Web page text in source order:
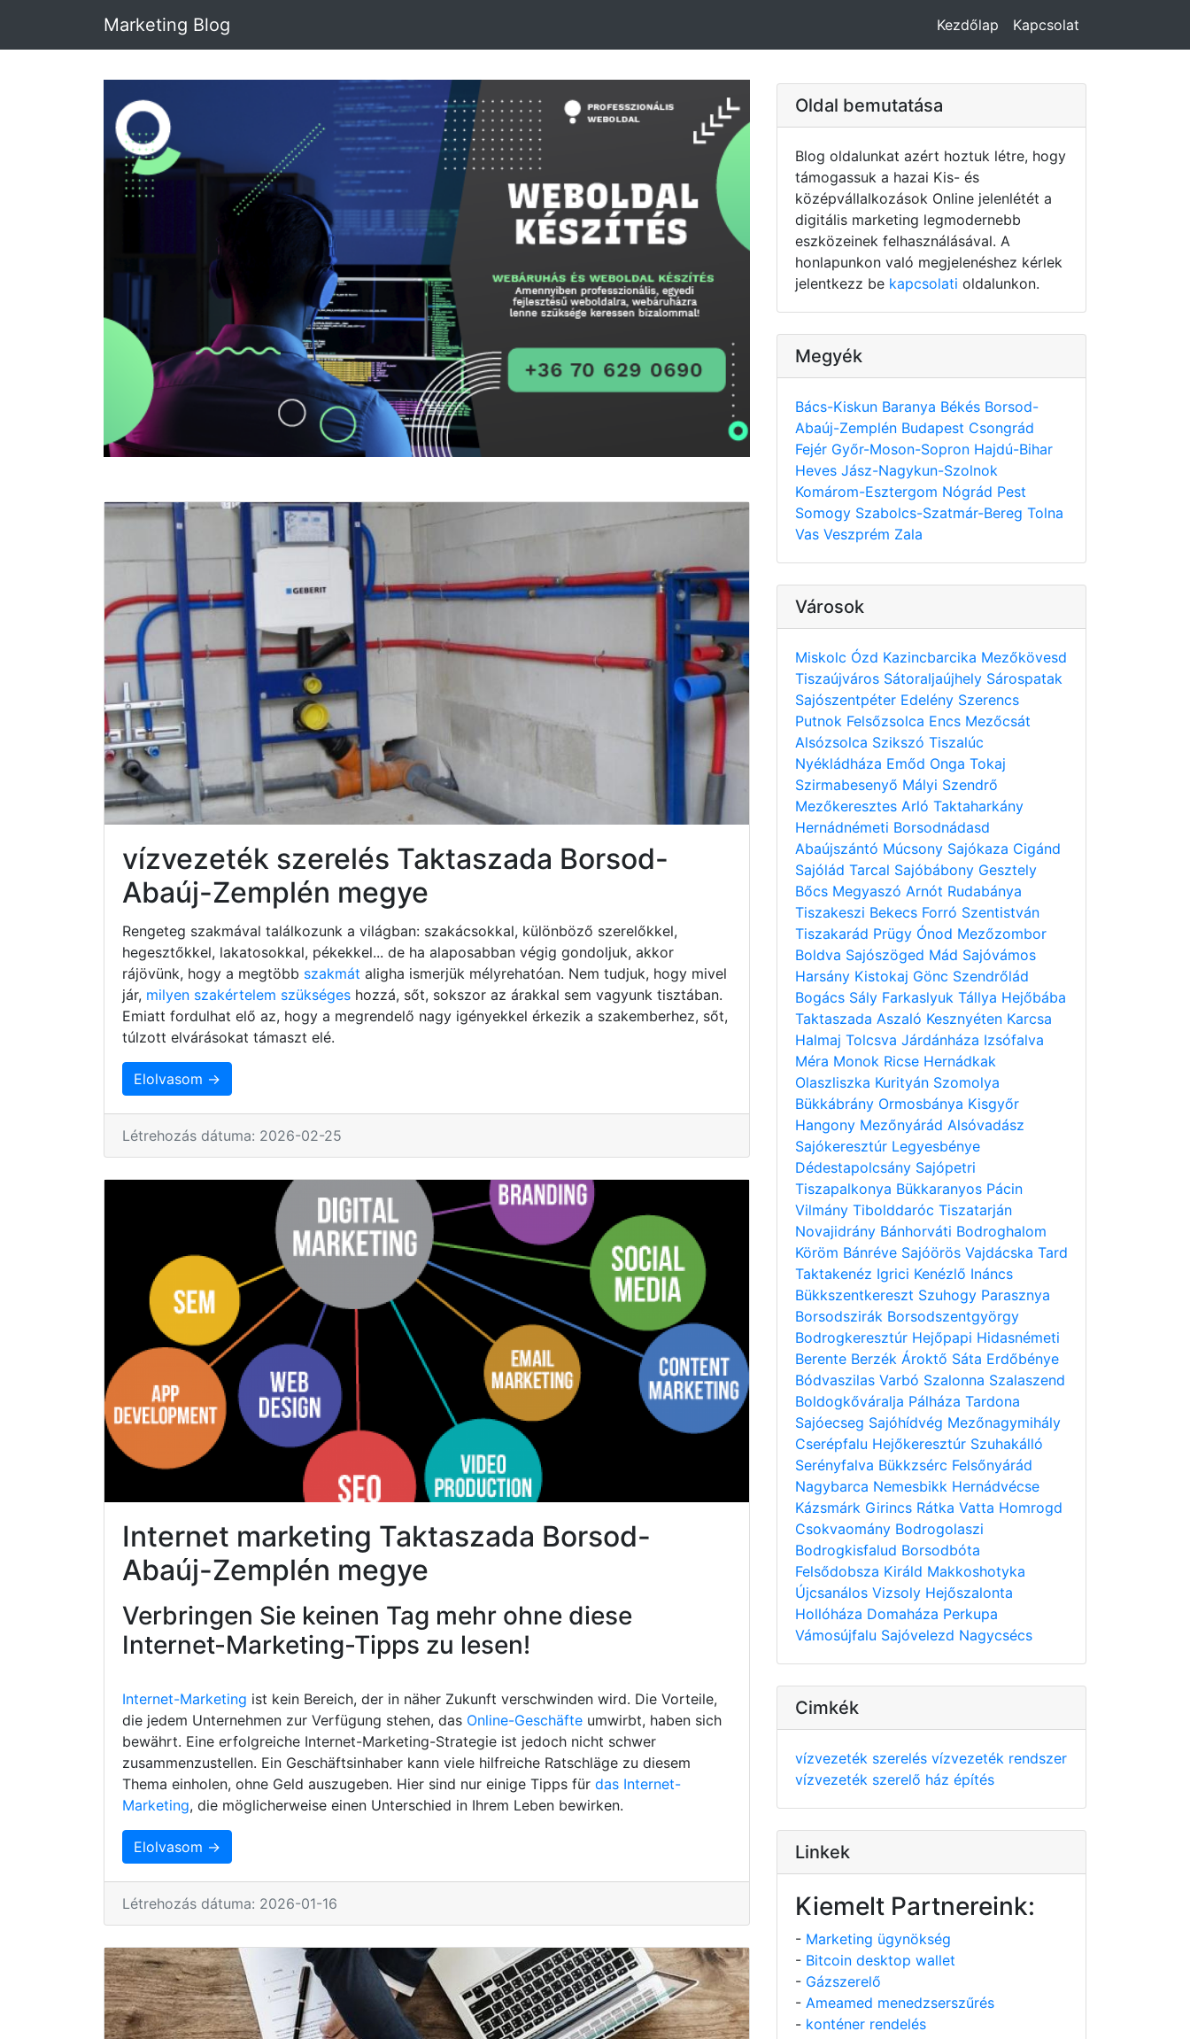
Marketing Blog Kezdőlap Kapcsolat
vízvezeték szerelés Taktaszada Borsod-
Abaúj-Zemplén megye
Rengeteg szakmával találkozunk a világban: szakácsokkal, különböző szerelőkkel,
hegesztőkkel, lakatosokkal, pékekkel... de ha alaposabban végig gondoljuk, akkor
rájövünk, hogy a megtöbb szakmát aligha ismerjük mélyrehatóan. Nem tudjuk, hogy mivel
jár, milyen szakértelem szükséges hozzá, sőt, sokszor az árakkal sem vagyunk tisztában.
Emiatt fordulhat elő az, hogy a megrendelő nagy igényekkel érkezik a szakemberhez, sőt,
túlzott elvárásokat támaszt elé.
Elolvasom →
Létrehozás dátuma: 2026-02-25
Internet marketing Taktaszada Borsod-
Abaúj-Zemplén megye
Verbringen Sie keinen Tag mehr ohne diese
Internet-Marketing-Tipps zu lesen!
Internet-Marketing ist kein Bereich, der in näher Zukunft verschwinden wird. Die Vorteile,
die jedem Unternehmen zur Verfügung stehen, das Online-Geschäfte umwirbt, haben sich
bewährt. Eine erfolgreiche Internet-Marketing-Strategie ist jedoch nicht schwer
zusammenzustellen. Ein Geschäftsinhaber kann viele hilfreiche Ratschläge zu diesem
Thema einholen, ohne Geld auszugeben. Hier sind nur einige Tipps für das Internet-
Marketing, die möglicherweise einen Unterschied in Ihrem Leben bewirken.
Elolvasom →
Létrehozás dátuma: 2026-01-16
Oldal bemutatása
Blog oldalunkat azért hoztuk létre, hogy
támogassuk a hazai Kis- és
középvállalkozások Online jelenlétét a
digitális marketing legmodernebb
eszközeinek felhasználásával. A
honlapunkon való megjelenéshez kérlek
jelentkezz be kapcsolati oldalunkon.
Megyék
Bács-Kiskun Baranya Békés Borsod-
Abaúj-Zemplén Budapest Csongrád
Fejér Győr-Moson-Sopron Hajdú-Bihar
Heves Jász-Nagykun-Szolnok
Komárom-Esztergom Nógrád Pest
Somogy Szabolcs-Szatmár-Bereg Tolna
Vas Veszprém Zala
Városok
Miskolc Ózd Kazincbarcika Mezőkövesd
Tiszaújváros Sátoraljaújhely Sárospatak
Sajószentpéter Edelény Szerencs
Putnok Felsőzsolca Encs Mezőcsát
Alsózsolca Szikszó Tiszalúc
Nyékládháza Emőd Onga Tokaj
Szirmabesenyő Mályi Szendrő
Mezőkeresztes Arló Taktaharkány
Hernádnémeti Borsodnádasd
Abaújszántó Múcsony Sajókaza Cigánd
Sajólád Tarcal Sajóbábony Gesztely
Bőcs Megyaszó Arnót Rudabánya
Tiszakeszi Bekecs Forró Szentistván
Tiszakarád Prügy Ónod Mezőzombor
Boldva Sajószöged Mád Sajóvámos
Harsány Kistokaj Gönc Szendrőlád
Bogács Sály Farkaslyuk Tállya Hejőbába
Taktaszada Aszaló Kesznyéten Karcsa
Halmaj Tolcsva Járdánháza Izsófalva
Méra Monok Ricse Hernádkak
Olaszliszka Kurityán Szomolya
Bükkábrány Ormosbánya Kisgyőr
Hangony Mezőnyárád Alsóvadász
Sajókeresztúr Legyesbénye
Dédestapolcsány Sajópetri
Tiszapalkonya Bükkaranyos Pácin
Vilmány Tibolddaróc Tiszatarján
Novajidrány Bánhorváti Bodroghalom
Köröm Bánréve Sajóörös Vajdácska Tard
Taktakenéz Igrici Kenézlő Ináncs
Bükkszentkereszt Szuhogy Parasznya
Borsodszirák Borsodszentgyörgy
Bodrogkeresztúr Hejőpapi Hidasnémeti
Berente Berzék Ároktő Sáta Erdőbénye
Bódvaszilas Varbó Szalonna Szalaszend
Boldogkőváralja Pálháza Tardona
Sajóecseg Sajóhídvég Mezőnagymihály
Cserépfalu Hejőkeresztúr Szuhakálló
Serényfalva Bükkzsérc Felsőnyárád
Nagybarca Nemesbikk Hernádvécse
Kázsmárk Girincs Rátka Vatta Homrogd
Csokvaomány Bodrogolaszi
Bodrogkisfalud Borsodbóta
Felsődobsza Királd Makkoshotyka
Újcsanálos Vizsoly Hejőszalonta
Hollóháza Domaháza Perkupa
Vámosújfalu Sajóvelezd Nagycsécs
Cimkék
vízvezeték szerelés vízvezeték rendszer
vízvezeték szerelő ház építés
Linkek
Kiemelt Partnereink:
- Marketing ügynökség
- Bitcoin desktop wallet
- Gázszerelő
- Ameamed menedzserszűrés
- konténer rendelés